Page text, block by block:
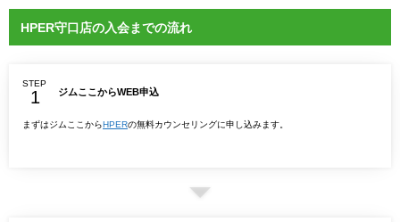
HPER守口店の入会までの流れ
STEP
ジムここからWEB申込
まずはジムここからHPERの無料カウンセリングに申し込みます。